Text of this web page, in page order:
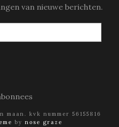
van nieuwe berichten.
kvk nummer 56155816
by nose graze